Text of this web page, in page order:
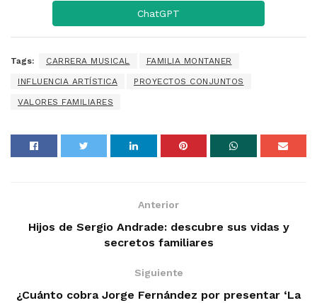
ChatGPT
Tags: CARRERA MUSICAL FAMILIA MONTANER
INFLUENCIA ARTÍSTICA PROYECTOS CONJUNTOS
VALORES FAMILIARES
Anterior
Hijos de Sergio Andrade: descubre sus vidas y
secretos familiares
Siguiente
¿Cuánto cobra Jorge Fernández por presentar ‘La